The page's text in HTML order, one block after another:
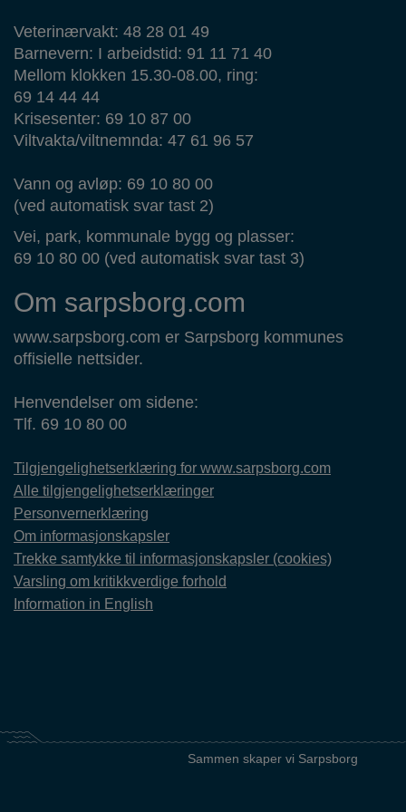
Veterinærvakt: 48 28 01 49
Barnevern: I arbeidstid: 91 11 71 40
Mellom klokken 15.30-08.00, ring:
69 14 44 44
Krisesenter: 69 10 87 00
Viltvakta/viltnemnda: 47 61 96 57
Vann og avløp: 69 10 80 00
(ved automatisk svar tast 2)
Vei, park, kommunale bygg og plasser:
69 10 80 00 (ved automatisk svar tast 3)
Om sarpsborg.com
www.sarpsborg.com er Sarpsborg kommunes
offisielle nettsider.
Henvendelser om sidene:
Tlf. 69 10 80 00
Tilgjengelighetserklæring for www.sarpsborg.com
Alle tilgjengelighetserklæringer
Personvernerklæring
Om informasjonskapsler
Trekke samtykke til informasjonskapsler (cookies)
Varsling om kritikkverdige forhold
Information in English
Sammen skaper vi Sarpsborg